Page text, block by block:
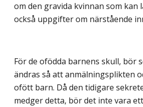
om den gravida kvinnan som kan
också uppgifter om närstående
För de ofödda barnens skull, bör
ändras så att anmälningsplikten
ofött barn. Då den tidigare
medger detta, bör det inte vara